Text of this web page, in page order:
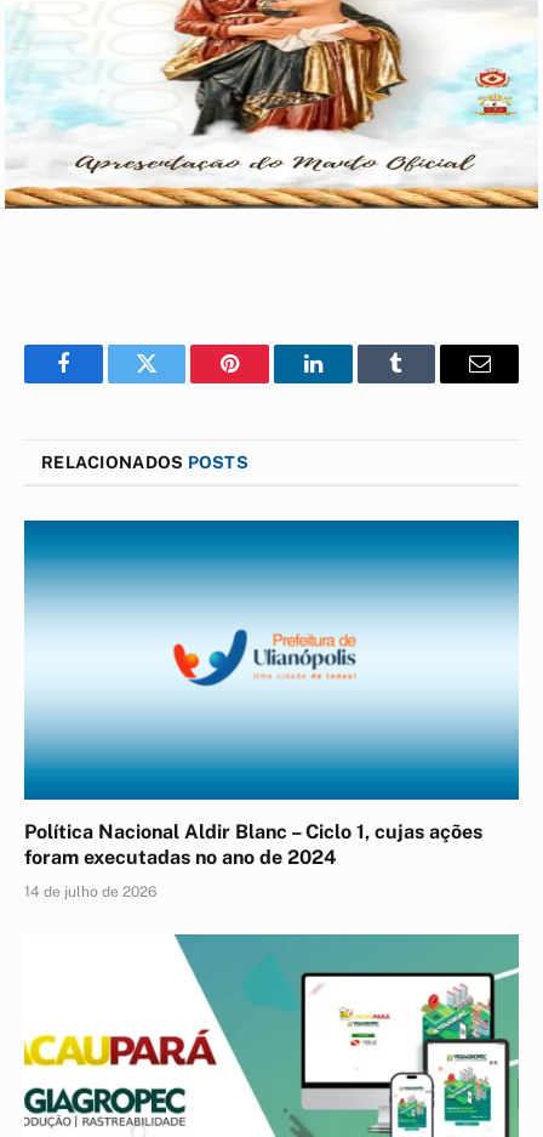
FacebookTwitter Pinterest LinkedInTumblr
E-
RELACIONADOS POSTS
Política Nacional Aldir Blanc – Ciclo 1, cujas ações
foram executadas no ano de 2024
14 de julho de 2026